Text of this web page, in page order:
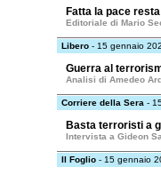
Fatta la pace
Editoriale di Mario
Libero - 15 gennaio
Guerra al
Analisi di Amedeo
Corriere della Sera -
Basta terroristi a
Intervista a Gideon
Il Foglio - 15 gennaio